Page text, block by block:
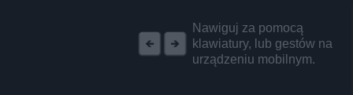
Nawiguj za pomocą
klawiatury, lub gestów na
urządzeniu mobilnym.